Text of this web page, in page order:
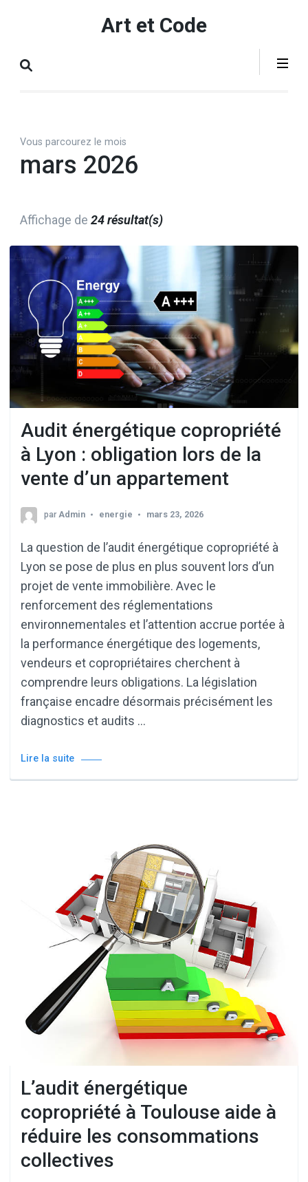
(Pressez
Art et Code
Vous parcourez le mois
mars 2026
Affichage de 24 résultat(s)
Audit énergétique copropriété
à Lyon : obligation lors de la
vente d’un appartement
parAdmin energie mars 23, 2026
La question de l’audit énergétique copropriété à
Lyon se pose de plus en plus souvent lors d’un
projet de vente immobilière. Avec le
renforcement des réglementations
environnementales et l’attention accrue portée à
la performance énergétique des logements,
vendeurs et copropriétaires cherchent à
comprendre leurs obligations. La législation
française encadre désormais précisément les
diagnostics et audits …
Lire la suite
L’audit énergétique
copropriété à Toulouse aide à
réduire les consommations
collectives